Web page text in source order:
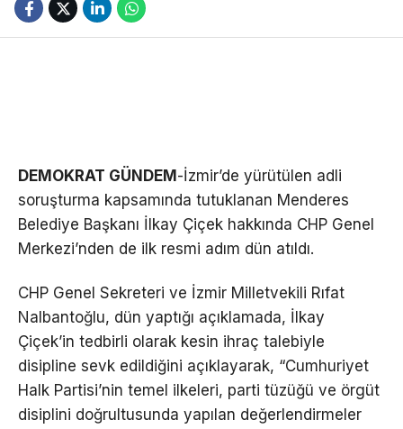
DEMOKRAT GÜNDEM -İzmir’de yürütülen adli
soruşturma kapsamında tutuklanan Menderes
Belediye Başkanı İlkay Çiçek hakkında CHP Genel
Merkezi’nden de ilk resmi adım dün atıldı.
CHP Genel Sekreteri ve İzmir Milletvekili Rıfat
Nalbantoğlu, dün yaptığı açıklamada, İlkay
Çiçek’in tedbirli olarak kesin ihraç talebiyle
disipline sevk edildiğini açıklayarak, “Cumhuriyet
Halk Partisi’nin temel ilkeleri, parti tüzüğü ve örgüt
disiplini doğrultusunda yapılan değerlendirmeler